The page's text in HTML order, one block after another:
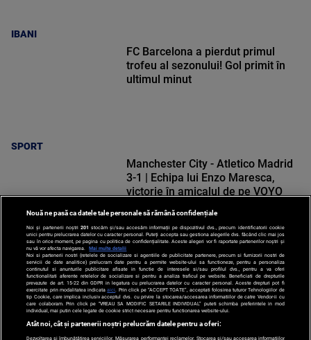
IBANI
SPORT
FC Barcelona a pierdut primul
trofeu al sezonului! Gol primit în
ultimul minut
SPORT
Manchester City - Atletico Madrid
3-1 | Echipa lui Enzo Maresca,
victorie în amicalul de pe VOYO
Nouă ne pasă ca datele tale personale să rămână confidențiale
Noi și partenerii noștri 201 stocăm și/sau accesăm informații pe dispozitivul dvs., precum identificatorii cookie
unici pentru prelucrarea datelor cu caracter personal. Puteți accepta sau gestiona alegerile dvs. făcând clic mai jos
sau în orice moment, pe pagina cu politica de confidențialitate. Aceste alegeri vor fi raportate partenerilor noștri și
nu vă vor afecta navigarea.
Mai multe detalii
Noi si partenerii nostri (retelele de socializare si agentiile de publicitate partenere, precum si furnizorii nostri de
servicii de date analitice) prelucram date pentru a permite website-ului sa functioneze, pentru a personaliza
continutul si anunturile publicitare afisate in functie de interesele si/sau profilul dvs., pentru a va oferi
functionalitati aferente retelelor de socializare si pentru a analiza traficul pe website. Beneficiati de drepturile
prevazute de art. 15-22 din GDPR in legatura cu prelucrarea datelor cu caracter personal. Aceste drepturi pot fi
exercitate prin modalitatea indicataaici . Prin click pe “ACCEPT TOATE”, acceptati folosirea tuturor Tehnologiilor de
tip Cookie, care implica inclusiv acceptul dvs. cu privire la stocarea/accesarea informatiilor de catre Vendor-ii cu
care colaboram. Prin click pe “VREAU SA MODIFIC SETARILE INDIVIDUAL” puteti schimba preferintele in mod
individual, mai putin cele legate de cookie strict necesare pentru functionarea website-ului.
Atât noi, cât și partenerii noștri prelucrăm datele pentru a oferi:
Dezvoltarea și îmbunătățirea serviciilor. Măsurarea performanței reclamelor. Stocarea și/sau accesarea informațiilor